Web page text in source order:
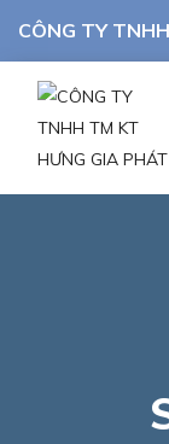
CÔNG TY